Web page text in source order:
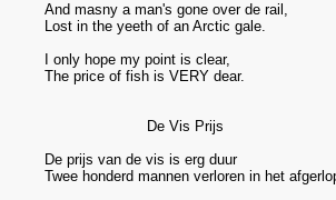
And masny a man's gone over de rail,
Lost in the yeeth of an Arctic gale.
I only hope my point is clear,
The price of fish is VERY dear.
De Vis Prijs
De prijs van de vis is erg duur
Twee honderd mannen verloren in het